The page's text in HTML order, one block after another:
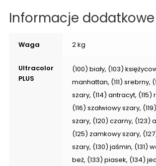
Informacje dodatkowe
Waga 2 kg
Ultracolor
PLUS
(100) biały, (103)
manhattan, (111) srebrny,
szary, (114) antracyt,
(116) szałwiowy szary,
szary, (120) czarny, (123)
(125) zamkowy szary,
szary, (130) jaśmin, (131)
beż, (133) piasek, (134)